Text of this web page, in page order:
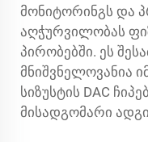
მონიტორინგს და
აღჭურვილობას
პირობებში. ეს
მნიშვნელოვანია
სიზუსტის DAC
მისადგომარი